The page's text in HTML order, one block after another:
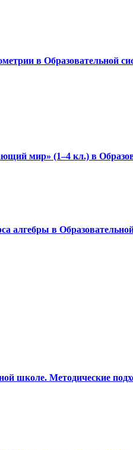
в Образовательной
мир» (1–4 кл.) в
алгебры в
школе. Методические